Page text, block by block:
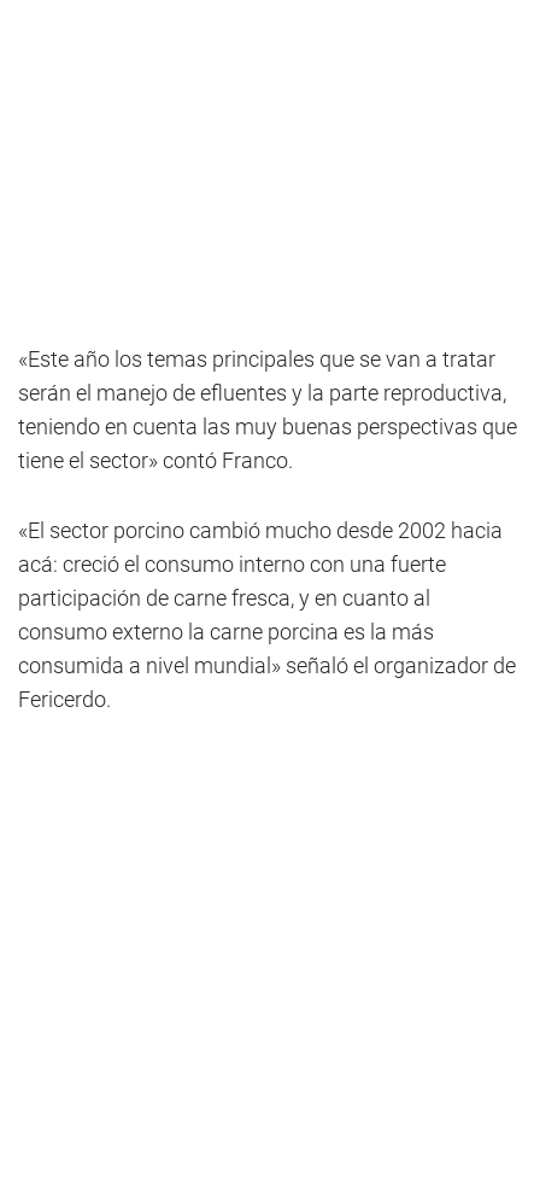
«Este año los temas principales que se van a tratar
serán el manejo de efluentes y la parte reproductiva,
teniendo en cuenta las muy buenas perspectivas que
tiene el sector» contó Franco.
«El sector porcino cambió mucho desde 2002 hacia
acá: creció el consumo interno con una fuerte
participación de carne fresca, y en cuanto al
consumo externo la carne porcina es la más
consumida a nivel mundial» señaló el organizador de
Fericerdo.